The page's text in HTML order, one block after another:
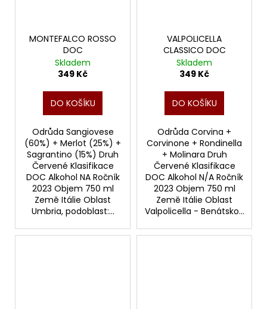
MONTEFALCO ROSSO
DOC
Skladem
349 Kč
DO KOŠÍKU
Odrůda Sangiovese
(60%) + Merlot (25%) +
Sagrantino (15%) Druh
Červené Klasifikace
DOC Alkohol NA Ročník
2023 Objem 750 ml
Země Itálie Oblast
Umbria, podoblast:...
VALPOLICELLA
CLASSICO DOC
Skladem
349 Kč
DO KOŠÍKU
Odrůda Corvina +
Corvinone + Rondinella
+ Molinara Druh
Červené Klasifikace
DOC Alkohol N/A Ročník
2023 Objem 750 ml
Země Itálie Oblast
Valpolicella - Benátsko...